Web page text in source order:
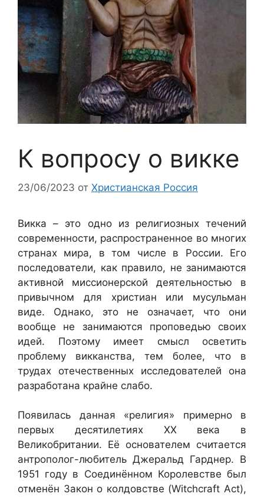
К вопросу о викке
23/06/2023 от Христианская Россия
Викка – это одно из религиозных течений
современности, распространенное во многих
странах мира, в том числе в России. Его
последователи, как правило, не занимаются
активной миссионерской деятельностью в
привычном для христиан или мусульман
виде. Однако, это не означает, что они
вообще не занимаются проповедью своих
идей. Поэтому имеет смысл осветить
проблему викканства, тем более, что в
трудах отечественных исследователей она
разработана крайне слабо.
Появилась данная «религия» примерно в
первых десятилетиях ХХ века в
Великобритании. Её основателем считается
антрополог-любитель Джеральд Гарднер. В
1951 году в Соединённом Королевстве был
отменён Закон о колдовстве (Witchcraft Act),